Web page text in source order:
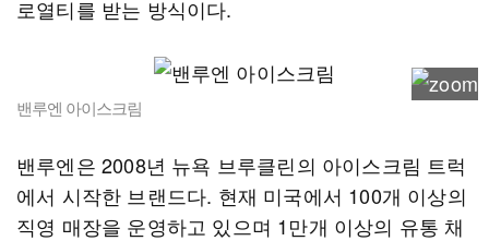
로열티를 받는 방식이다.
밴루엔 아이스크림
밴루엔은 2008년 뉴욕 브루클린의 아이스크림 트럭
에서 시작한 브랜드다. 현재 미국에서 100개 이상의
직영 매장을 운영하고 있으며 1만개 이상의 유통 채